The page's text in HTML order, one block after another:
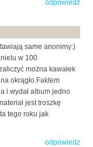
odpowiedz
same anonimy:)
w 100
można kawałek
okrągło.Faktem
i wydał album jedno
jest troszkę
tego roku jak
odpowiedz